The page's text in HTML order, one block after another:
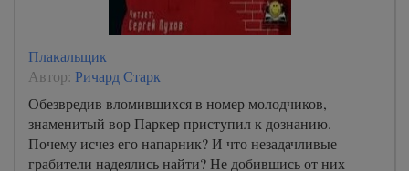
Плакальщик
Автор: Ричард Старк
Обезвредив вломившихся в номер молодчиков,
знаменитый вор Паркер приступил к дознанию.
Почему исчез его напарник? И что незадачливые
грабители надеялись найти? Не добившись от них